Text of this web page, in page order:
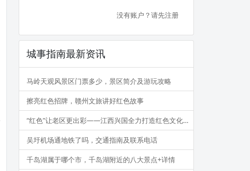
没有账户？请先注册
城事指南最新资讯
马岭天观风景区门票多少，景区简介及游玩攻略
擦亮红色招牌，赣州文旅讲好红色故事
“红色”让老区更出彩——江西兴国全力打造红色文化传承发展创新示范区
吴圩机场通地铁了吗，交通指南及联系电话
千岛湖属于哪个市，千岛湖附近的八大景点+详情